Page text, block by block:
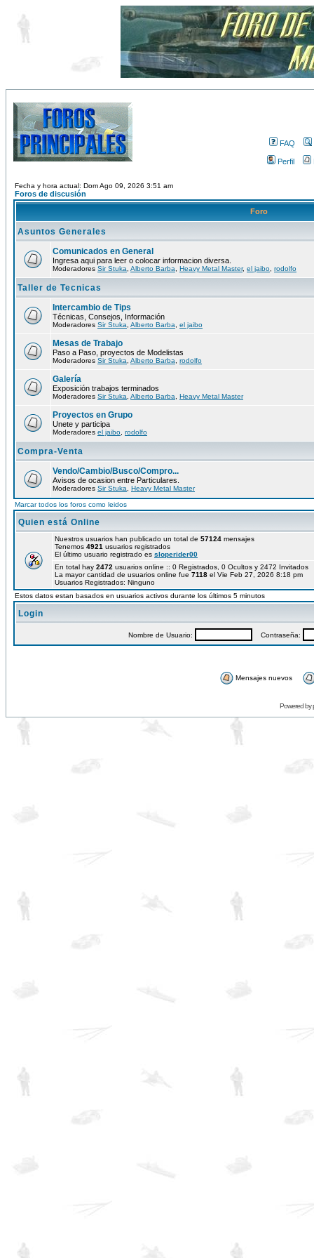
FAQ
Perfil
Fecha y hora actual: Dom Ago 09, 2026 3:51 am
Foros de discusión
Foro
Asuntos Generales
Comunicados en General
Ingresa aqui para leer o colocar informacion diversa.
Moderadores Sir Stuka Alberto Barba Heavy Metal Master, el jaibo rodolfo
Taller de Tecnicas
Intercambio de Tips
Técnicas, Consejos, Información
Moderadores Sir Stuka Alberto Barba el jaibo
Mesas de Trabajo
Paso a Paso, proyectos de Modelistas
Moderadores Sir Stuka Alberto Barba rodolfo
Galería
Exposición trabajos terminados
Moderadores Sir Stuka Alberto Barba Heavy Metal Master
Proyectos en Grupo
Unete y participa
Moderadores el jaibo rodolfo
Compra-Venta
Vendo/Cambio/Busco/Compro...
Avisos de ocasion entre Particulares.
Moderadores Sir Stuka Heavy Metal Master
Marcar todos los foros como leidos
Quien está Online
Nuestros usuarios han publicado un total de 57124 mensajes
Tenemos 4921 usuarios registrados
El último usuario registrado es sloperider00
En total hay 2472 usuarios online :: 0 Registrados, 0 Ocultos y 2472
La mayor cantidad de usuarios online fue 7118 el Vie Feb 27, 2026 8:18 pm
Usuarios Registrados: Ninguno
Estos datos estan basados en usuarios activos durante los últimos 5 minutos
Login
Nombre de Usuario: Contraseña:
Mensajes nuevos
Powered by